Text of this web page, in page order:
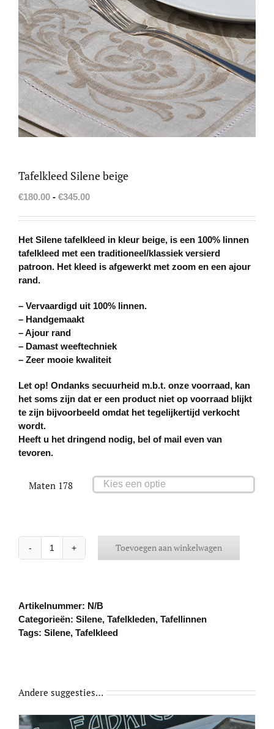
Tafelkleed Silene beige
€180.00 - €345.00Prijsklasse:
tot
€345.00
Het Silene tafelkleed in kleur beige, is een 100% linnen
tafelkleed met een traditioneel/klassiek versierd
patroon. Het kleed is afgewerkt met zoom en een ajour
rand.
– Vervaardigd uit 100% linnen.
– Handgemaakt
– Ajour rand
– Damast weeftechniek
– Zeer mooie kwaliteit
Let op! Ondanks secuurheid m.b.t. onze voorraad, kan
het soms zijn dat er een product niet op voorraad blijkt
te zijn bijvoorbeeld omdat het tegelijkertijd verkocht
wordt.
Heeft u het dringend nodig, bel of mail even van
tevoren.
Maten 178
Tafelkleed
Toevoegen aan winkelwagen
Artikelnummer: N/B
Categorieën: Silene, Tafelkleden, Tafellinnen
Tags: Silene, Tafelkleed
Andere suggesties…